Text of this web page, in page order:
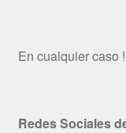
En cualquier caso
Redes Sociales